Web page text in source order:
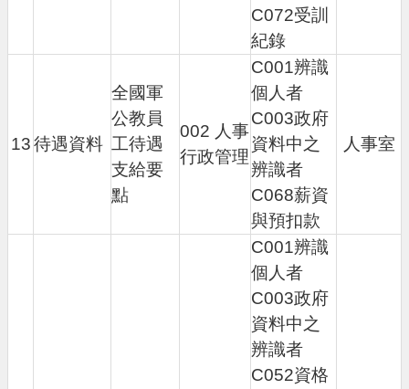
C072受訓
紀錄
13待遇資料
全國軍
公教員
工待遇
支給要
點
002 人事
行政管理
C001辨識
個人者
C003政府
資料中之
辨識者
C068薪資
與預扣款
人事室
C001辨識
個人者
C003政府
資料中之
辨識者
C052資格